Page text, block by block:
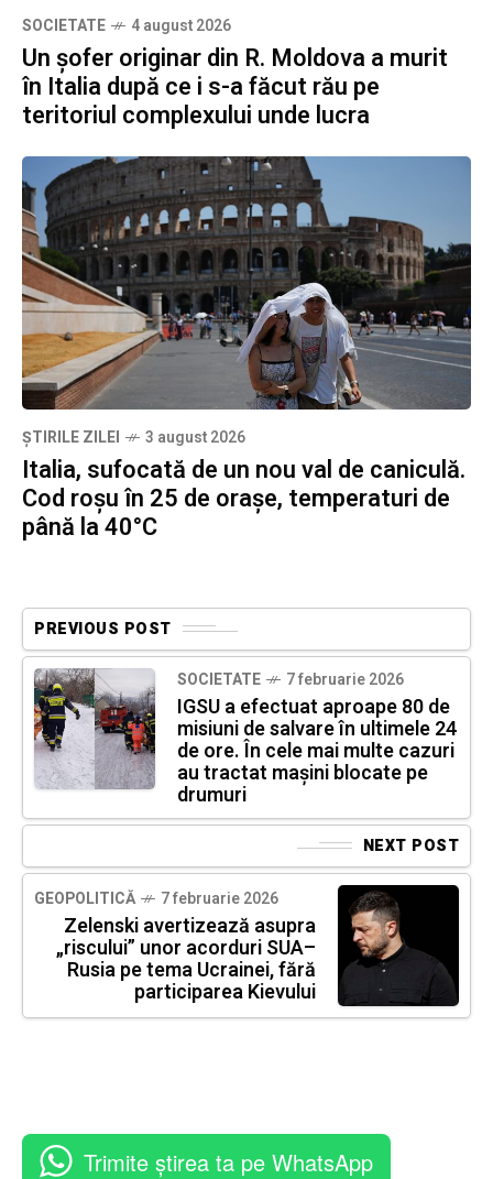
SOCIETATE 4 august 2026
Un șofer originar din R. Moldova a murit
în Italia după ce i s-a făcut rău pe
teritoriul complexului unde lucra
ȘTIRILE ZILEI 3 august 2026
Italia, sufocată de un nou val de caniculă.
Cod roșu în 25 de orașe, temperaturi de
până la 40°C
PREVIOUS POST
SOCIETATE 7 februarie 2026
IGSU a efectuat aproape 80 de
misiuni de salvare în ultimele 24
de ore. În cele mai multe cazuri
au tractat mașini blocate pe
drumuri
NEXT POST
GEOPOLITICĂ 7 februarie 2026
Zelenski avertizează asupra
„riscului” unor acorduri SUA–
Rusia pe tema Ucrainei, fără
participarea Kievului
Trimite știrea ta pe WhatsApp